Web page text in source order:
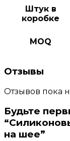
Штук в
коробке
MOQ
Отзывы
Отзывов пока
Будьте
на шее”